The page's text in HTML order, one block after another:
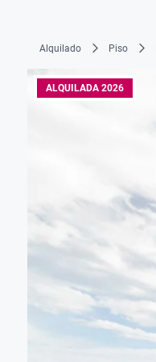
Alquilado Piso
ALQUILADA 2026